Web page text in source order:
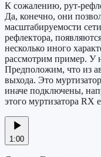
К сожалению, рут-
Да, конечно, они
масштабируемости
рефлектора,
несколько иного
рассмотрим пример. У
Предположим, что из
выхода. Это
иначе подключены,
этого муртизатора RX
1:00